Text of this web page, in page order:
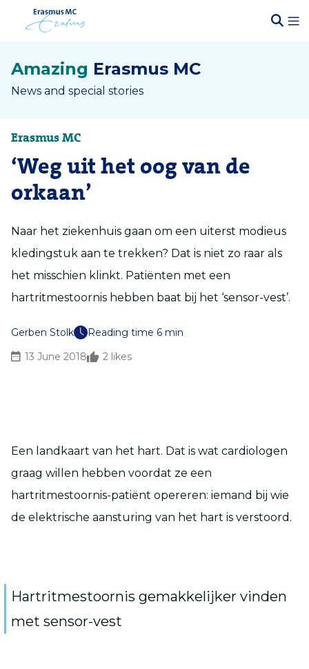
Amazing Erasmus MC
News and special stories
Erasmus MC
‘Weg uit het oog van de
orkaan’
Naar het ziekenhuis gaan om een uiterst modieus
kledingstuk aan te trekken? Dat is niet zo raar als
het misschien klinkt. Patiënten met een
hartritmestoornis hebben baat bij het ‘sensor-vest’.
Gerben Stolk
Reading time 6 min
13 June 2018
2 likes
Een landkaart van het hart. Dat is wat cardiologen
graag willen hebben voordat ze een
hartritmestoornis-patiënt opereren: iemand bij wie
de elektrische aansturing van het hart is verstoord.
Hartritmestoornis gemakkelijker vinden
met sensor-vest